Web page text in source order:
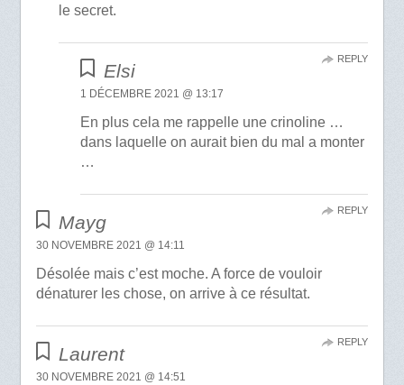
le secret.
Elsi
1 DÉCEMBRE 2021 @ 13:17
En plus cela me rappelle une crinoline …
dans laquelle on aurait bien du mal a monter
…
REPLY
Mayg
30 NOVEMBRE 2021 @ 14:11
Désolée mais c’est moche. A force de vouloir
dénaturer les chose, on arrive à ce résultat.
REPLY
Laurent
30 NOVEMBRE 2021 @ 14:51
REPLY